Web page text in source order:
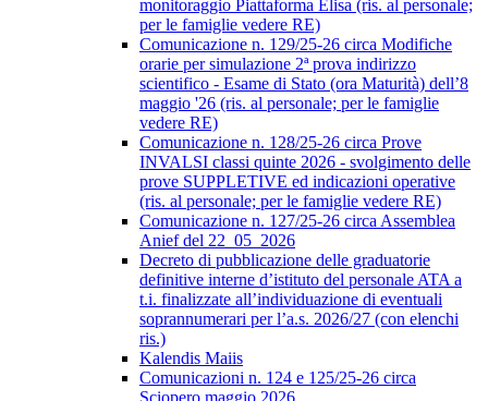
monitoraggio Piattaforma Elisa (ris. al personale;
per le famiglie vedere RE)
Comunicazione n. 129/25-26 circa Modifiche
orarie per simulazione 2ª prova indirizzo
scientifico - Esame di Stato (ora Maturità) dell’8
maggio '26 (ris. al personale; per le famiglie
vedere RE)
Comunicazione n. 128/25-26 circa Prove
INVALSI classi quinte 2026 - svolgimento delle
prove SUPPLETIVE ed indicazioni operative
(ris. al personale; per le famiglie vedere RE)
Comunicazione n. 127/25-26 circa Assemblea
Anief del 22_05_2026
Decreto di pubblicazione delle graduatorie
definitive interne d’istituto del personale ATA a
t.i. finalizzate all’individuazione di eventuali
soprannumerari per l’a.s. 2026/27 (con elenchi
ris.)
Kalendis Maiis
Comunicazioni n. 124 e 125/25-26 circa